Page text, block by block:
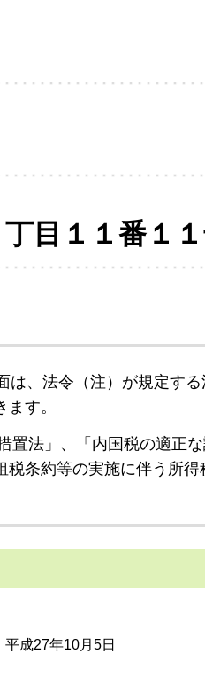
目１１番１
は、法令（注）が規定す
す。
置法」、「内国税の適正
条約等の実施に伴う所
平成27年10月5日